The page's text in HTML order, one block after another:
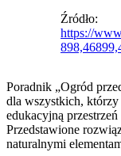
Źródło:
https://
Poradnik „Ogród
dla wszystkich, którzy
edukacyjną
Przedstawione
naturalnymi